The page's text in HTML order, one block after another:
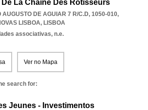
La Chaîne Des Rôtisseurs
AUGUSTO DE AGUIAR 7 R/C.D, 1050-010,
LISBOA, LISBOA
associativas, n.e.
Ver no Mapa
search for:
Jeunes - Investimentos